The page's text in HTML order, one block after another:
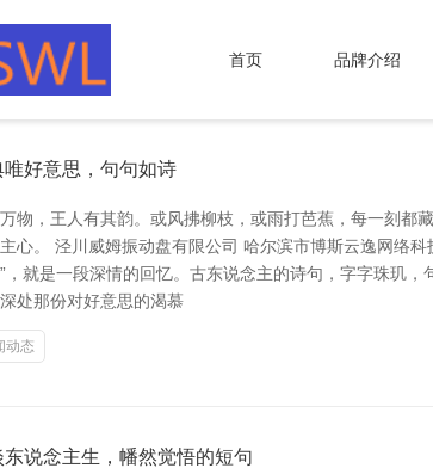
首页 品牌介绍
唯好意思，句句如诗
物，王人有其韵。或风拂柳枝，或雨打芭蕉，每一刻都
心。 泾川威姆振动盘有限公司 哈尔滨市博斯云逸网络
，就是一段深情的回忆。古东说念主的诗句，字字珠玑
处那份对好意思的渴慕
动态
东说念主生，幡然觉悟的短句